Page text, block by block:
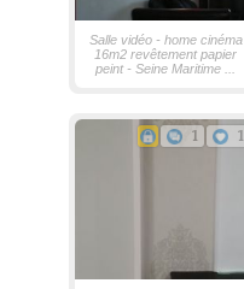
Salle vidéo - home cinéma
16m2 revêtement papier
peint - Seine Maritime ...
1 1